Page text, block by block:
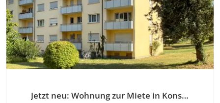
Jetzt neu: Wohnung zur Miete in Konstanz